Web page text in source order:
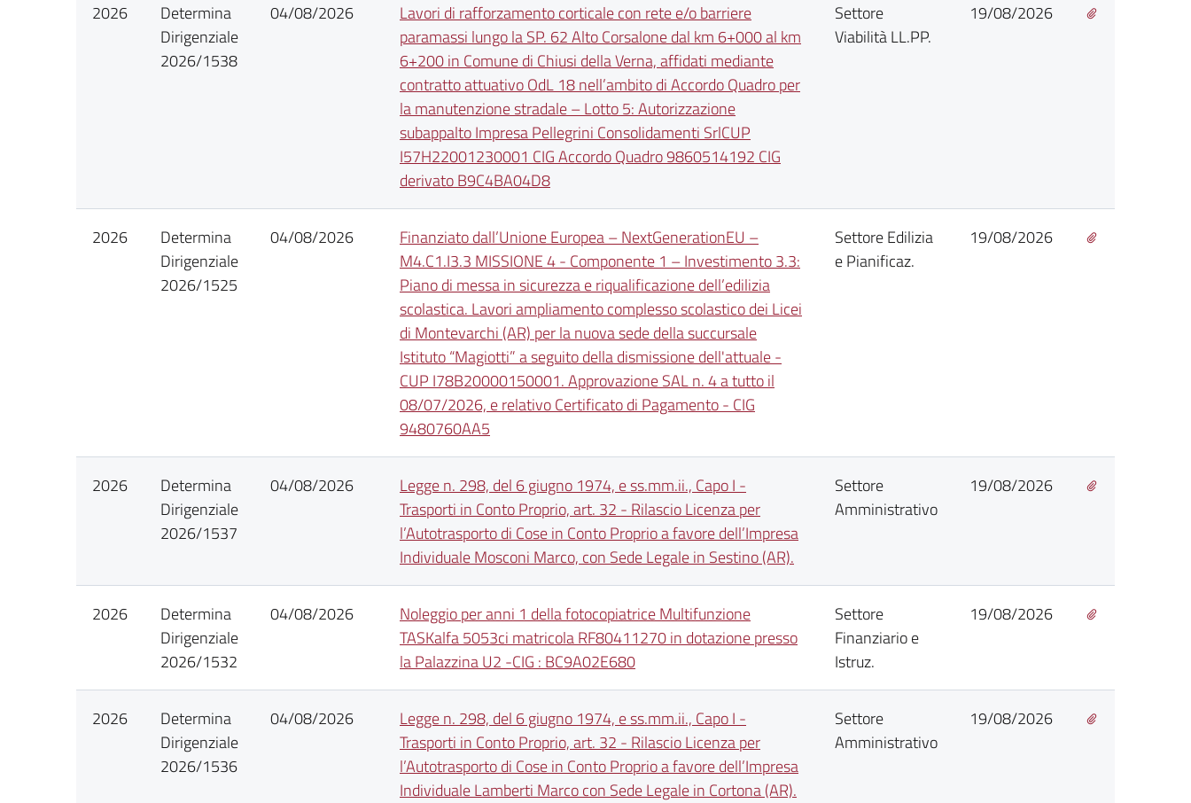
2026
Determina
Dirigenziale
2026/1538
04/08/2026
Lavori di rafforzamento corticale con rete e/o barriere
paramassi lungo la SP. 62 Alto Corsalone dal km 6+000 al km
6+200 in Comune di Chiusi della Verna, affidati mediante
contratto attuativo OdL 18 nell’ambito di Accordo Quadro per
la manutenzione stradale – Lotto 5: Autorizzazione
subappalto Impresa Pellegrini Consolidamenti SrlCUP
I57H22001230001 CIG Accordo Quadro 9860514192 CIG
derivato B9C4BA04D8
Settore
Viabilità LL.PP.
19/08/2026
2026
Determina
Dirigenziale
2026/1525
04/08/2026
Finanziato dall’Unione Europea – NextGenerationEU –
M4.C1.I3.3 MISSIONE 4 - Componente 1 – Investimento 3.3:
Piano di messa in sicurezza e riqualificazione dell’edilizia
scolastica. Lavori ampliamento complesso scolastico dei Licei
di Montevarchi (AR) per la nuova sede della succursale
Istituto “Magiotti” a seguito della dismissione dell'attuale -
CUP I78B20000150001. Approvazione SAL n. 4 a tutto il
08/07/2026, e relativo Certificato di Pagamento - CIG
9480760AA5
Settore Edilizia
e Pianificaz.
19/08/2026
2026
Determina
Dirigenziale
2026/1537
04/08/2026
Legge n. 298, del 6 giugno 1974, e ss.mm.ii., Capo I -
Trasporti in Conto Proprio, art. 32 - Rilascio Licenza per
l’Autotrasporto di Cose in Conto Proprio a favore dell’Impresa
Individuale Mosconi Marco, con Sede Legale in Sestino (AR).
Settore
Amministrativo
19/08/2026
2026
Determina
Dirigenziale
2026/1532
04/08/2026
Noleggio per anni 1 della fotocopiatrice Multifunzione
TASKalfa 5053ci matricola RF80411270 in dotazione presso
la Palazzina U2 -CIG : BC9A02E680
Settore
Finanziario e
Istruz.
19/08/2026
2026
Determina
Dirigenziale
2026/1536
04/08/2026
Legge n. 298, del 6 giugno 1974, e ss.mm.ii., Capo I -
Trasporti in Conto Proprio, art. 32 - Rilascio Licenza per
l’Autotrasporto di Cose in Conto Proprio a favore dell’Impresa
Individuale Lamberti Marco con Sede Legale in Cortona (AR).
Settore
Amministrativo
19/08/2026